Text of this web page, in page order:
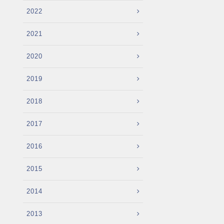
2022
2021
2020
2019
2018
2017
2016
2015
2014
2013